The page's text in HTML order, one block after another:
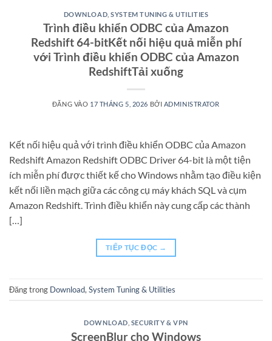
DOWNLOAD ,SYSTEM TUNING & UTILITIES
Trình điều khiển ODBC của Amazon
Redshift 64-bitKết nối hiệu quả miễn phí
với Trình điều khiển ODBC của Amazon
RedshiftTải xuống
ĐĂNG VÀO 17 THÁNG 5, 2026 BỞI ADMINISTRATOR
Kết nối hiệu quả với trình điều khiển ODBC của Amazon
Redshift Amazon Redshift ODBC Driver 64-bit là một tiện
ích miễn phí được thiết kế cho Windows nhằm tạo điều kiện
kết nối liền mạch giữa các công cụ máy khách SQL và cụm
Amazon Redshift. Trình điều khiển này cung cấp các thành
[…]
TIẾP TỤC ĐỌC →
Đăng trong Download, System Tuning & Utilities
DOWNLOAD SECURITY & VPN
ScreenBlur cho Windows